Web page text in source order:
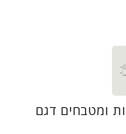
ומטבחים דגם